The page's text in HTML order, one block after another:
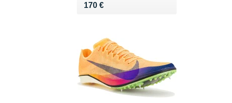
170 €
Vendu 170 €